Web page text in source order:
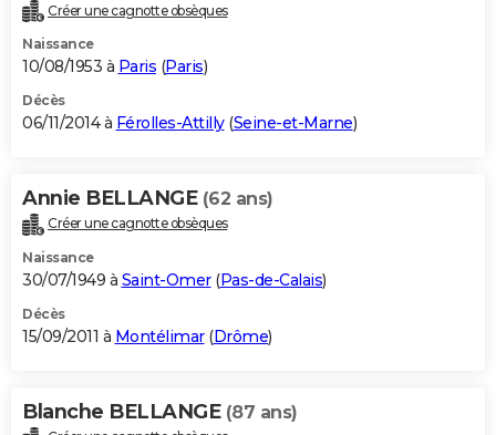
Créer une cagnotte obsèques
Naissance
10/08/1953 à Paris (Paris)
Décès
06/11/2014 à Férolles-Attilly(Seine-et-Marne)
Annie BELLANGE (62 ans)
Créer une cagnotte obsèques
Naissance
30/07/1949 à Saint-Omer(Pas-de-Calais)
Décès
15/09/2011 à Montélimar(Drôme)
Blanche BELLANGE (87 ans)